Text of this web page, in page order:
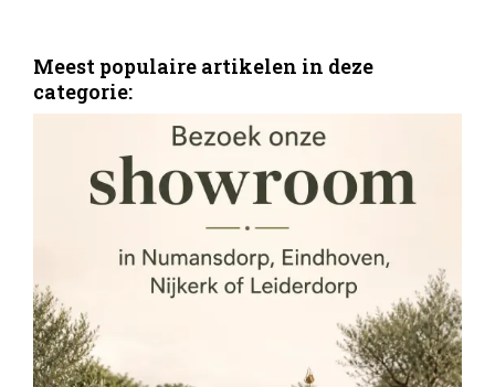
Meest populaire artikelen in deze
categorie: